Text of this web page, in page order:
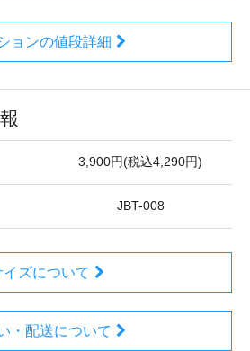
ョンの値段詳細
3,900円(税込4,290円)
JBT-008
イズについて
・配送について